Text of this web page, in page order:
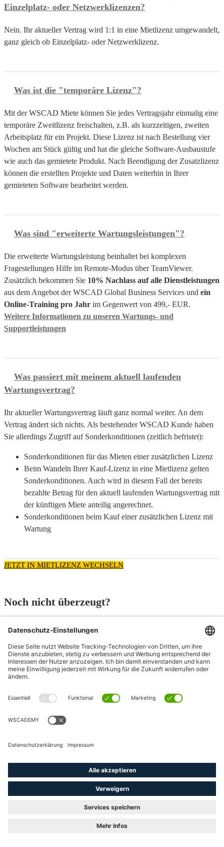
Einzelplatz- oder Netzwerklizenzen?
Nein. Ihr aktueller Vertrag wird 1:1 in eine Mietlizenz umgewandelt,
ganz gleich ob Einzelplatz- oder Netzwerklizenz.
Was ist die "temporäre Lizenz"?
Mit der WSCAD Miete können Sie jedes Vertragsjahr einmalig eine
temporäre Zweitlizenz freischalten, z.B. als kurzzeitigen, zweiten
Arbeitsplatz für ein Projekt. Diese Lizenz ist nach Bestellung vier
Wochen am Stück gültig und hat die gleiche Software-Ausbaustufe
wie auch das gemietete Produkt. Nach Beendigung der Zusatzlizenz
können die erstellten Projekte und Daten weiterhin in Ihrer
gemieteten Software bearbeitet werden.
Was sind "erweiterte Wartungsleistungen"?
Die erweiterte Wartungsleistung beinhaltet bei komplexen
Fragestellungen Hilfe im Remote-Modus über TeamViewer.
Zusätzlich bekommen Sie 10% Nachlass auf alle Dienstleistungen
aus dem Angebot der WSCAD Global Business Services und ein
Online-Training pro Jahr im Gegenwert von 499,- EUR.
Weitere Informationen zu unseren Wartungs- und
Supportleistungen
Was passiert mit meinem aktuell laufenden
Wartungsvertrag?
Ihr aktueller Wartungsvertrag läuft ganz normal weiter. An dem
Vertrag ändert sich nichts. Als bestehender WSCAD Kunde haben
Sie allerdings Zugriff auf Sonderkonditionen (zeitlich befristet):
Sonderkonditionen für das Mieten einer zusätzlichen Lizenz
Beim Wandeln Ihrer Kauf-Lizenz in eine Mietlizenz gelten
Sonderkonditionen. Auch wird in diesem Fall der bereits
bezahlte Betrag für den aktuell laufenden Wartungsvertrag mit
der künftigen Miete anteilig angerechnet.
Sonderkonditionen beim Kauf einer zusätzlichen Lizenz mit
Wartung
JETZT IN MIETLIZENZ WECHSELN
Noch nicht überzeugt?
7. März 2024
von 11:00 – 12:00 Uhr möchten wir Ihnen bei
ELECTRIX im Vergleichzu SUITE (Live-Demo)„, die
Möglichkeit geben, sich von der WSCAD ELECTRIX zu
überzeugen.
Produktmanager bei WSCAD, Ihnen einen tiefgreifenden Einblick
E-CAD-Software WSCAD ELECTRIX ROCKET gewähren.
Wir stehen außerdem im Chat bereit, um Ihre Fragen zu
Verpassen Sie nicht diese Gelegenheit, Ihr Fachwissen zu vertiefen
und sicherzustellen, dass Ihre Arbeitsabläufe mit der
fortschrittlichsten Technologie Schritt halten.
darauf hinweisen, dass die Plätze begrenzt sind. Sichern Sie sich